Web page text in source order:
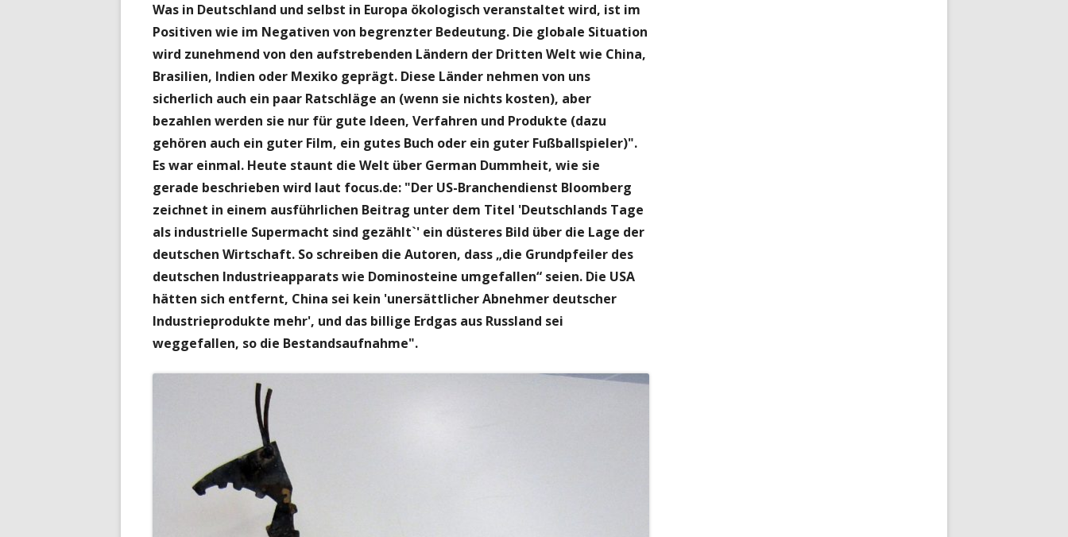
Was in Deutschland und selbst in Europa ökologisch veranstaltet wird, ist im
Positiven wie im Negativen von begrenzter Bedeutung. Die globale Situation
wird zunehmend von den aufstrebenden Ländern der Dritten Welt wie China,
Brasilien, Indien oder Mexiko geprägt. Diese Länder nehmen von uns
sicherlich auch ein paar Ratschläge an (wenn sie nichts kosten), aber
bezahlen werden sie nur für gute Ideen, Verfahren und Produkte (dazu
gehören auch ein guter Film, ein gutes Buch oder ein guter Fußballspieler)".
Es war einmal. Heute staunt die Welt über German Dummheit, wie sie
gerade beschrieben wird laut focus.de: "Der US-Branchendienst Bloomberg
zeichnet in einem ausführlichen Beitrag unter dem Titel 'Deutschlands Tage
als industrielle Supermacht sind gezählt`' ein düsteres Bild über die Lage der
deutschen Wirtschaft. So schreiben die Autoren, dass „die Grundpfeiler des
deutschen Industrieapparats wie Dominosteine umgefallen“ seien. Die USA
hätten sich entfernt, China sei kein 'unersättlicher Abnehmer deutscher
Industrieprodukte mehr', und das billige Erdgas aus Russland sei
weggefallen, so die Bestandsaufnahme".